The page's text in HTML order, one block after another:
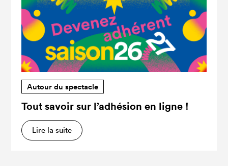
Autour du spectacle
Tout savoir sur l’adhésion en ligne !
Lire la suite